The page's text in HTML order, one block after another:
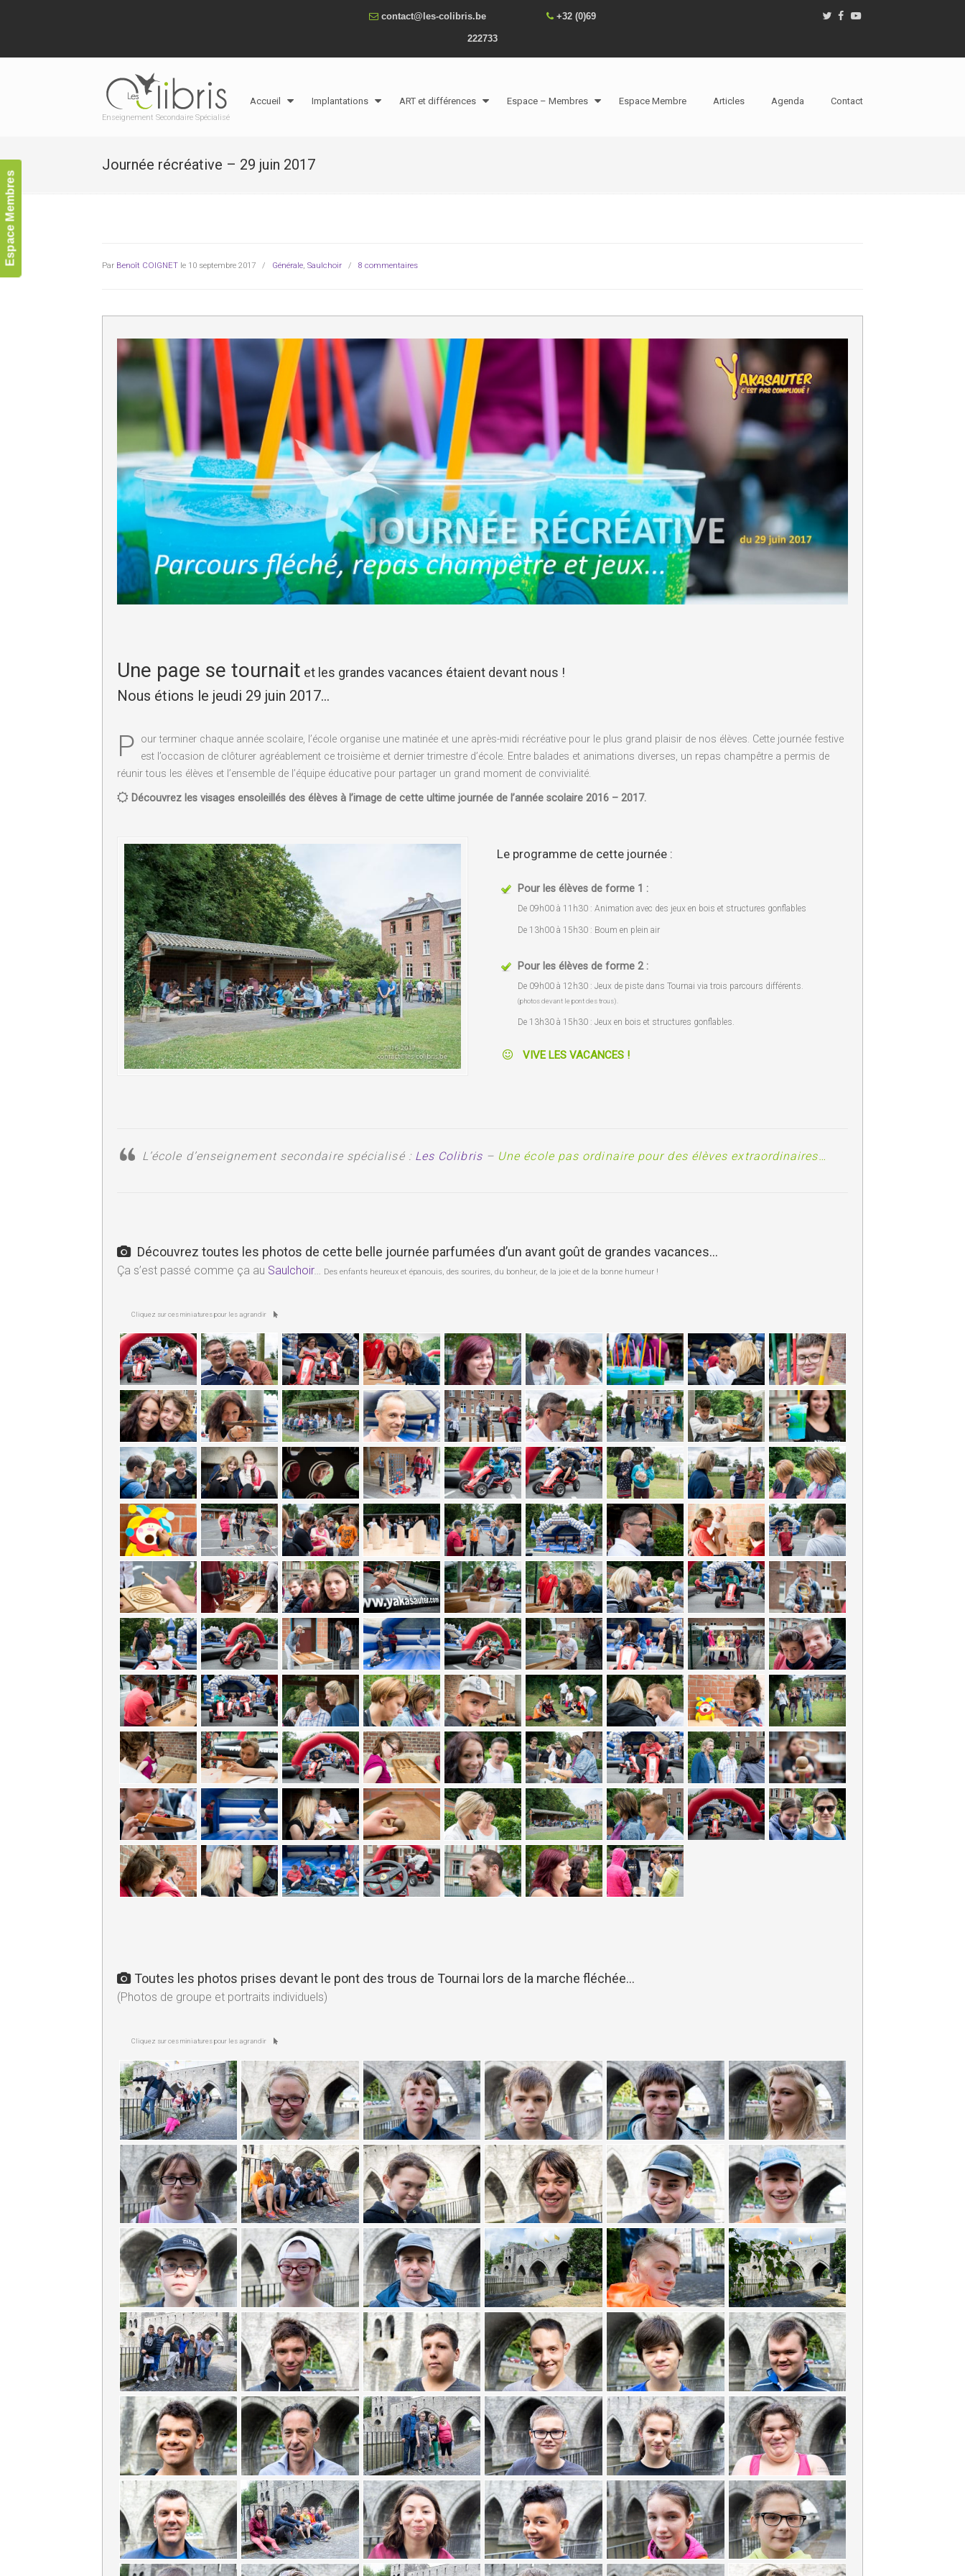
Espace Membres
contact@les-colibris.be +32 (0)69
222733
Enseignement Secondaire Spécialisé
Accueil Implantations ART et différences Espace – Membres Espace Membre Articles Agenda Contact
Journée récréative – 29 juin 2017
Par Benoît COIGNET le 10 septembre 2017 / Générale, Saulchoir / 8 commentaires
Une page se tournait et les grandes vacances étaient devant nous !
Nous étions le jeudi 29 juin 2017…
P our terminer chaque année scolaire, l’école organise une matinée et une après-midi récréative pour le plus grand plaisir de nos élèves. Cette journée festive
est l’occasion de clôturer agréablement ce troisième et dernier trimestre d’école. Entre balades et animations diverses, un repas champêtre a permis de
réunir tous les élèves et l’ensemble de l’équipe éducative pour partager un grand moment de convivialité.
Découvrez les visages ensoleillés des élèves à l’image de cette ultime journée de l’année scolaire 2016 – 2017.
Le programme de cette journée :
Pour les élèves de forme 1 :
De 09h00 à 11h30 : Animation avec des jeux en bois et structures gonflables
De 13h00 à 15h30 : Boum en plein air
Pour les élèves de forme 2 :
De 09h00 à 12h30 : Jeux de piste dans Tournai via trois parcours différents.
(photos devant le pont des trous).
De 13h30 à 15h30 : Jeux en bois et structures gonflables.
VIVE LES VACANCES !
L’école d’enseignement secondaire spécialisé : Les Colibris– Une école pas ordinaire pour des élèves extraordinaires…
Découvrez toutes les photos de cette belle journée parfumées d’un avant goût de grandes vacances…
Ça s’est passé comme ça au Saulchoir… Des enfants heureux et épanouis, des sourires, du bonheur, de la joie et de la bonne humeur !
Cliquez sur ces miniatures pour les agrandir
Toutes les photos prises devant le pont des trous de Tournai lors de la marche fléchée…
(Photos de groupe et portraits individuels)
Cliquez sur ces miniatures pour les agrandir